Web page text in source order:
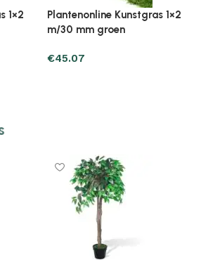
1×2
Plantenonline Kunstgras
m/20 mm groen
€65.65